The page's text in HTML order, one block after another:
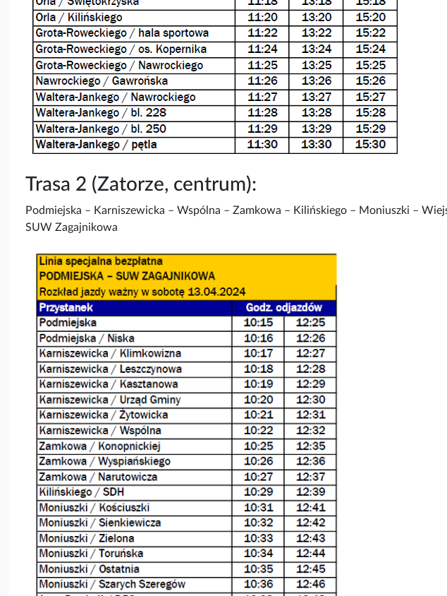
Trasa 2 (Zatorze, centrum):
Podmiejska – Karniszewicka – Wspólna – Zamkowa – Kilińskiego – Moniuszki –
SUW Zagajnikowa